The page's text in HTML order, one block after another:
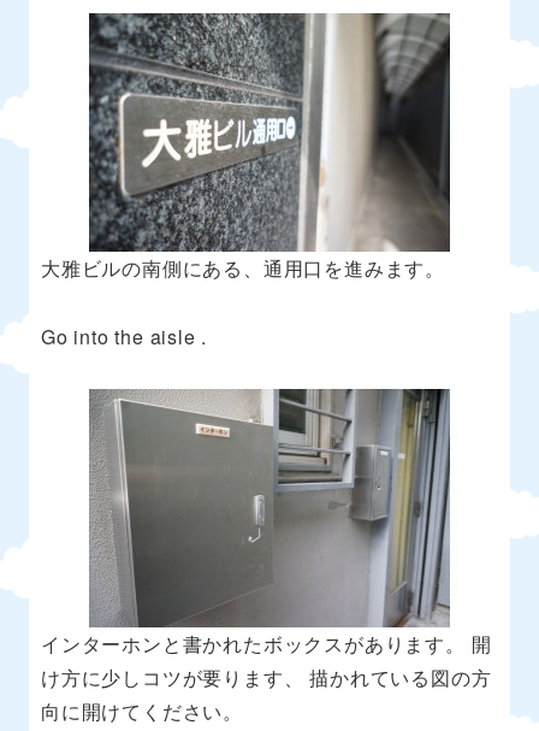
大雅ビルの南側にある、通用口を進みます。
Go into the aisle .
インターホンと書かれたボックスがあります。 開
け方に少しコツが要ります、 描かれている図の方
向に開けてください。